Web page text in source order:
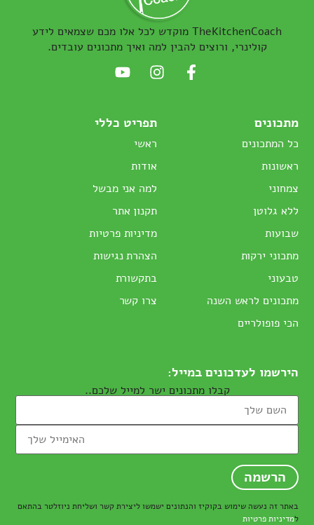
TheKitchenCoach מוקדש לכל אלו מכם שצמאים לידע
קולינרי, ורוצים להבין למה ואיך מתכונים עובדים.
מתכונים
כל המתכונים
ראשונות
צמחוני
ללא גלוטן
שבועות
מתכוני ירקות
טבעוני
מתכונים לראש השנה
הכי פופולריים
תפריט כללי
ראשי
אודות
למה אני מבשל
תקנון אתר
מדיניות פרטיות
הצהרת נגישות
בתקשורת
צרו קשר
הירשמו לעדכונים במייל:
קבלו מתכונים ישר למייל שלכם..
באתר זה נעשה שימוש בקוקיז והנתונים ישמשו ליצירת קשר ושליחת ניוזלטר בהתאם
למדיניות פרטיות